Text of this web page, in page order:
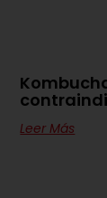
Leer Más